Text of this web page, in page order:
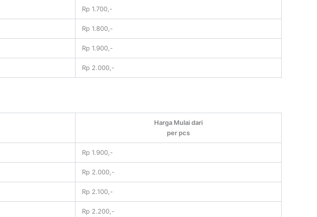
Rp 1.700,-
Rp 1.800,-
Rp 1.900,-
Rp 2.000,-
Harga Mulai dari
per pcs
Rp 1.900,-
Rp 2.000,-
Rp 2.100,-
Rp 2.200,-